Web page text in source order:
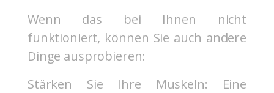
Wenn das bei Ihnen nicht
funktioniert, können Sie auch andere
Dinge ausprobieren:
Stärken Sie Ihre Muskeln: Eine